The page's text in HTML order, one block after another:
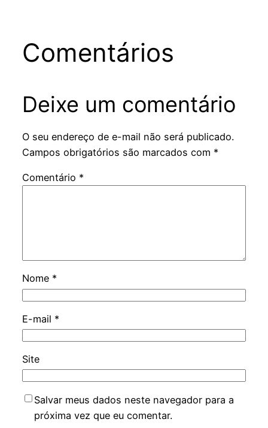
Comentários
Deixe um comentário
O seu endereço de e-mail não será publicado.
Campos obrigatórios são marcados com *
Comentário *
Nome *
E-mail *
Site
Salvar meus dados neste navegador para a
próxima vez que eu comentar.